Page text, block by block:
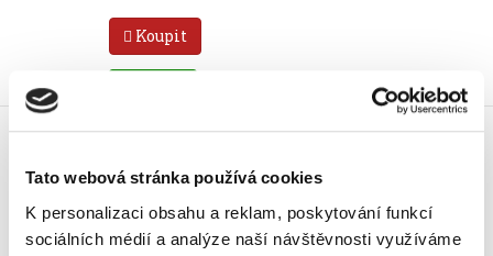
Tato webová stránka používá cookies
K personalizaci obsahu a reklam, poskytování funkcí
sociálních médií a analýze naší návštěvnosti využíváme
Koupit
Páska lepicí tesa 19 mm x 10 m,
195 Kč
235,95 Kč vč. DPH
Koupit